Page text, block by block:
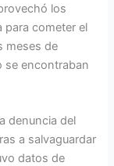
los
para cometer el
meses de
se encontraban
denuncia del
a salvaguardar
datos de